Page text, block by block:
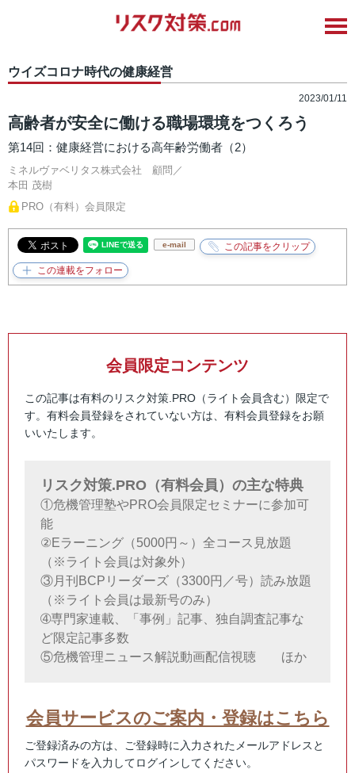
ウイズコロナ時代の健康経営
2023/01/11
高齢者が安全に働ける職場環境をつくろう
第14回：健康経営における高年齢労働者（2）
ミネルヴァベリタス株式会社 顧問／
本田 茂樹
PRO（有料）会員限定
e-mail
会員限定コンテンツ
この記事は有料のリスク対策.PRO（ライト会員含む）限定で
す。有料会員登録をされていない方は、有料会員登録をお願
いいたします。
リスク対策.PRO（有料会員）の主な特典
①危機管理塾やPRO会員限定セミナーに参加可
能
②Eラーニング（5000円～）全コース見放題
（※ライト会員は対象外）
③月刊BCPリーダーズ（3300円／号）読み放題
（※ライト会員は最新号のみ）
➃専門家連載、「事例」記事、独自調査記事な
ど限定記事多数
⑤危機管理ニュース解説動画配信視聴 ほか
会員サービスのご案内・登録はこちら
ご登録済みの方は、ご登録時に入力されたメールアドレスと
パスワードを入力してログインしてください。